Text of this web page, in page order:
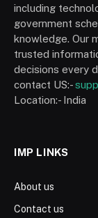
including
government
knowledge. Our
trusted
decisions every
contact US:-
Location:- India
IMP LINKS
About us
Contact us